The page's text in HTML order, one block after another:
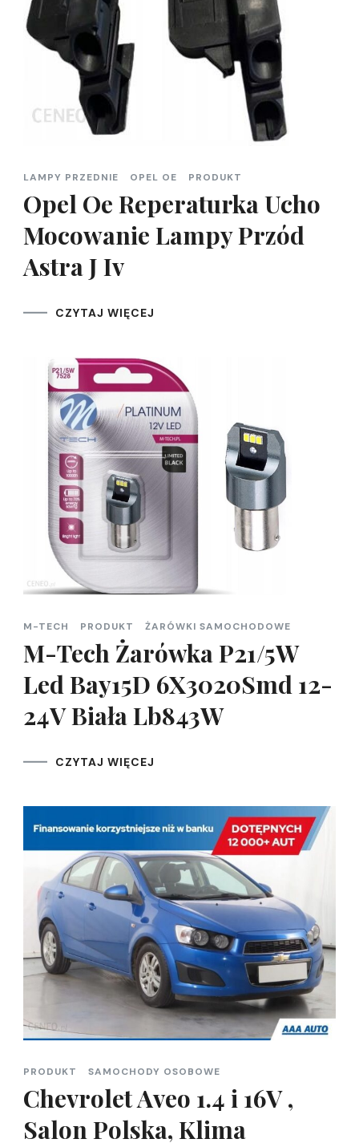
LAMPY PRZEDNIE OPEL OE PRODUKT
Opel Oe Reperaturka Ucho
Mocowanie Lampy Przód
Astra J Iv
CZYTAJ WIĘCEJ
M-TECH PRODUKT ŻARÓWKI SAMOCHODOWE
M-Tech Żarówka P21/5W
Led Bay15D 6X3020Smd 12-
24V Biała Lb843W
CZYTAJ WIĘCEJ
PRODUKT SAMOCHODY OSOBOWE
Chevrolet Aveo 1.4 i 16V ,
Salon Polska, Klima